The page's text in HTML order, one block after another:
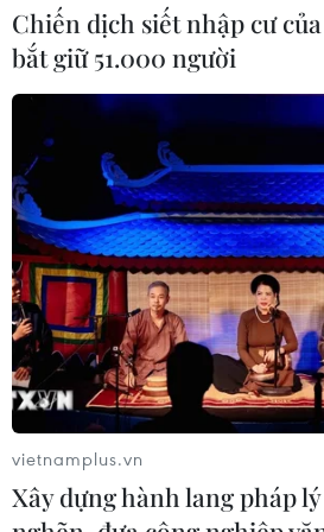
Thắp lên hy vọng cho bệnh
nghèo từ 'phòng khám 0 đồng' ở
Giang
07/08/2026 02:00
Ca vi phẫu ghép da đầu hiếm
giúp bé gái phục hồi sau 10 năm
06/08/2026 07:15
Hà Nội: Kiểm tra, xác minh liên
đến sản phẩm giảm cân dạng
Chiến dịch siết nhập cư
bắt giữ 51.000 người
vietnamplus.vn
Xây dựng hành lang pháp